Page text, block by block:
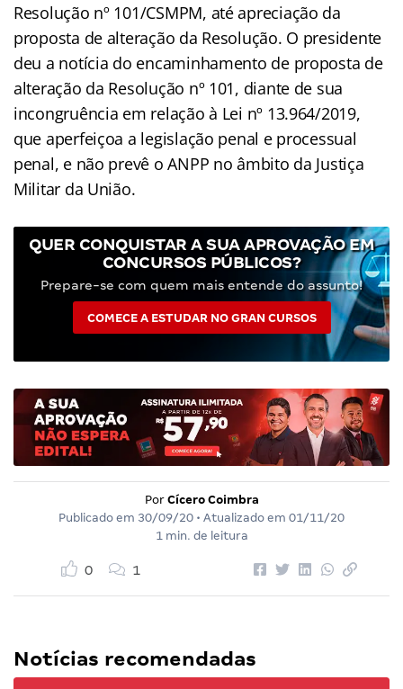
Resolução nº 101/CSMPM, até apreciação da
proposta de alteração da Resolução. O presidente
deu a notícia do encaminhamento de proposta de
alteração da Resolução nº 101, diante de sua
incongruência em relação à Lei nº 13.964/2019,
que aperfeiçoa a legislação penal e processual
penal, e não prevê o ANPP no âmbito da Justiça
Militar da União.
QUER CONQUISTAR A SUA APROVAÇÃO EM
CONCURSOS PÚBLICOS?
Prepare-se com quem mais entende do assunto!
COMECE A ESTUDAR NO GRAN CURSOS
Por Cícero Coimbra
Publicado em 30/09/20 • Atualizado em 01/11/20
1 min. de leitura
0 1
Notícias recomendadas